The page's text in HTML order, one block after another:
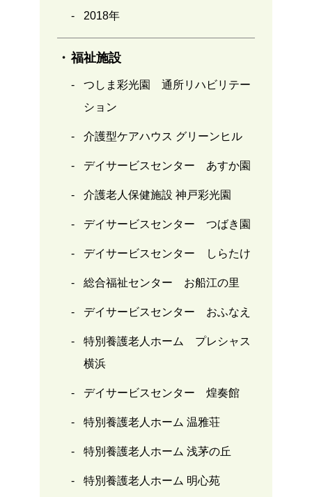
2018年
福祉施設
つしま彩光園 通所リハビリテー
ション
介護型ケアハウス グリーンヒル
デイサービスセンター あすか園
介護老人保健施設 神戸彩光園
デイサービスセンター つばき園
デイサービスセンター しらたけ
総合福祉センター お船江の里
デイサービスセンター おふなえ
特別養護老人ホーム プレシャス
横浜
デイサービスセンター 煌奏館
特別養護老人ホーム 温雅荘
特別養護老人ホーム 浅茅の丘
特別養護老人ホーム 明心苑